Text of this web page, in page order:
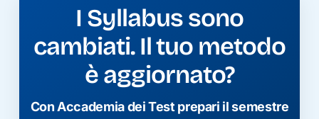
I Syllabus sono
cambiati. Il tuo metodo
è aggiornato?
Con Accademia dei Test prepari il semestre